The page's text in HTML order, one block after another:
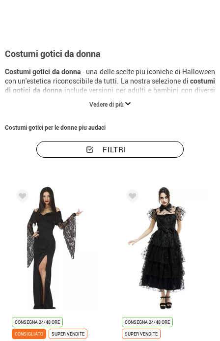
Costumi gotici da donna
Costumi gotici da donna - una delle scelte piu iconiche di Halloween
con un'estetica riconoscibile da tutti. La nostra selezione di costumi
di gotici da donna include versioni per adulti e bambini con diversi
costume di gotici da donna
complementi adatti, la trasformazione e totale. Consegna in 24 ore.
Vedere di più
Costumi gotici per le donne piu audaci
FILTRI
CONSEGNA 24/48 ORE
CONSIGLIATO
SUPER VENDITE
CONSEGNA 24/48 ORE
SUPER VENDITE